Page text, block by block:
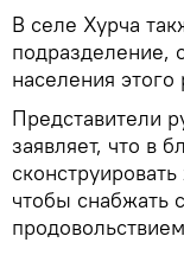
В селе Хурча
подразделение,
населения этого
Представители
заявляет, что в
чтобы снабжать